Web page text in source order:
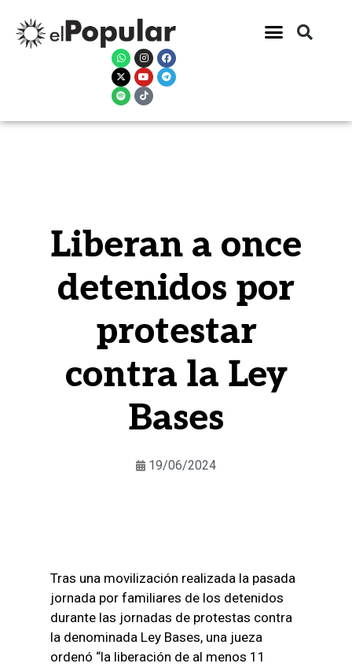
Liberan a once
detenidos por
protestar
contra la Ley
Bases
19/06/2024
Tras una movilización realizada la pasada
jornada por familiares de los detenidos
durante las jornadas de protestas contra
la denominada Ley Bases, una jueza
ordenó “la liberación de al menos 11